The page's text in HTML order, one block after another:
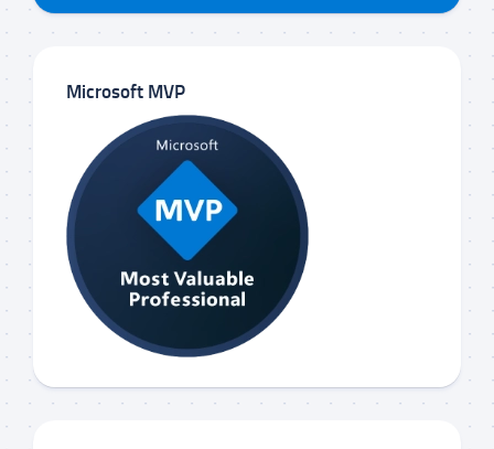
Microsoft MVP